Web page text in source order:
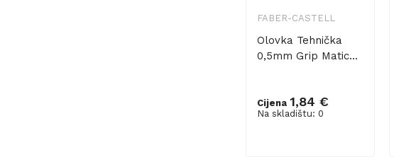
FABER-CASTELL
Olovka Tehnička
0,5mm Grip Matic...
Cijena 1,84 €
Na skladištu: 0